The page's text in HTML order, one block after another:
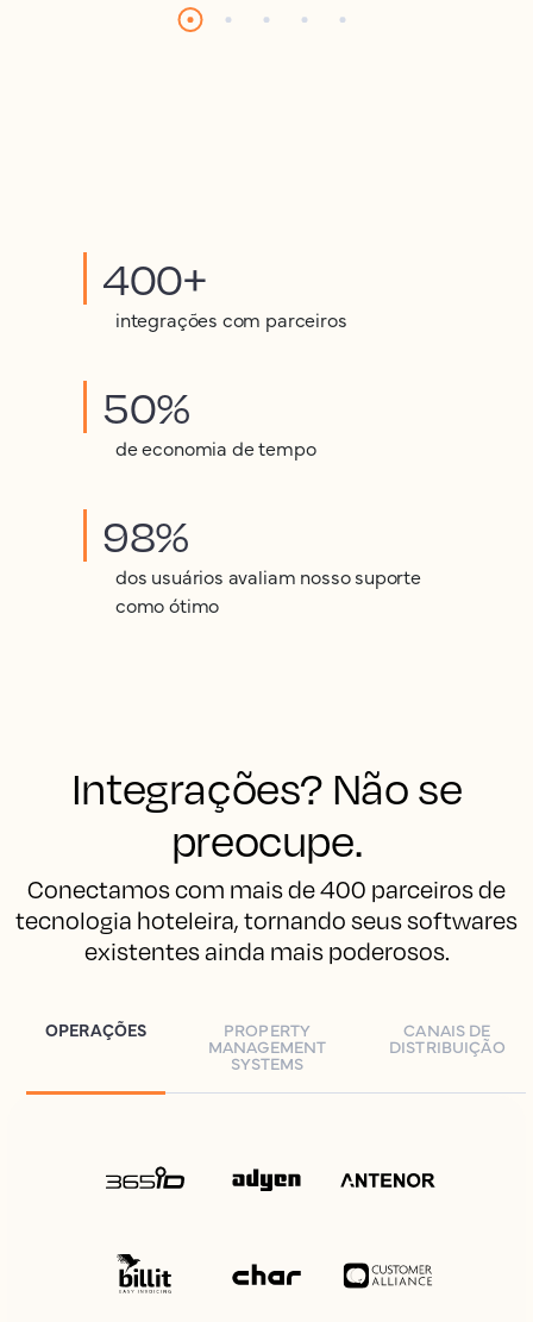
400+
integrações com parceiros
50%
de economia de tempo
98%
dos usuários avaliam nosso suporte
como ótimo
Integrações? Não se
preocupe.
Conectamos com mais de 400 parceiros de
tecnologia hoteleira, tornando seus softwares
existentes ainda mais poderosos.
OPERAÇÕES PROPERTY
MANAGEMENT
SYSTEMS
CANAIS DE
DISTRIBUIÇÃO